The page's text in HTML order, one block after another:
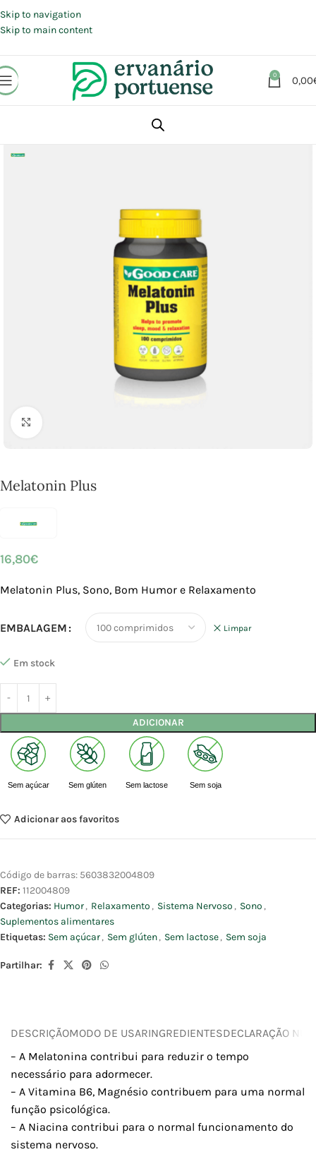
Skip to navigation
Skip to main content
0 0,00
Suplementos alimentares
Melatonin Plus
16,80€
Melatonin Plus, Sono, Bom Humor e Relaxamento
EMBALAGEM Limpar
Em stock
ADICIONAR
Sem açúcar Sem glúten Sem lactose Sem soja
Adicionar aos favoritos
Código de barras: 5603832004809
REF: 112004809
Categorias: Humor, Relaxamento , Sistema Nervoso , Sono ,
Suplementos alimentares
Etiquetas: Sem açúcar, Sem glúten, Sem lactose, Sem soja
Partilhar:
DESCRIÇÃOMODO DE USARINGREDIENTESDECLARAÇÃO
– A Melatonina contribui para reduzir o tempo
necessário para adormecer.
– A Vitamina B6, Magnésio contribuem para uma normal
função psicológica.
– A Niacina contribui para o normal funcionamento do
sistema nervoso.